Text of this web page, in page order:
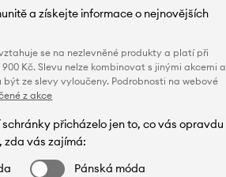
a získejte informace o nejnovějších
se na nezlevněné produkty a platí při
Kč. Slevu nelze kombinovat s jinými akcemi a
být ze slevy vyloučeny. Podrobnosti na webové
z akce
přicházelo jen to, co vás opravdu
zda vás zajímá:
Pánská móda